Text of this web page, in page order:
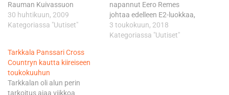
Rauman Kuivassuon
motocrossradalla.
Sunnuntaina lähtöpuomille
luokka. Rauman
moottorikerhon rata
tunnetaan yleisesti yhtenä
Suomen
30 huhtikuun, 2009
Kategoriassa "Uutiset"
napannut Eero Remes
johtaa edelleen E2-luokkaa,
tosin samalla pistemäärällä,
74, toista sijaa pitää Italian
3 toukokuun, 2018
Kategoriassa "Uutiset"
Tarkkala Panssari Cross
Countryn kautta kiireiseen
toukokuuhun
Tarkkalan oli alun perin
tarkoitus ajaa viikkoa